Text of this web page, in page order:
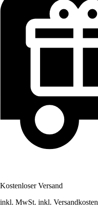
Kostenloser Versand
inkl. MwSt. inkl. Versandkosten